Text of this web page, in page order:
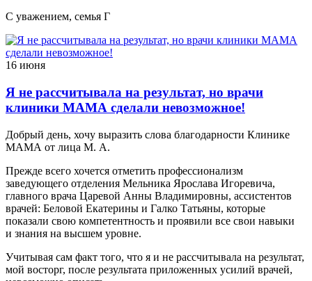
С уважением, семья Г
16 июня
Я не рассчитывала на результат, но врачи
клиники МАМА сделали невозможное!
Добрый день, хочу выразить слова благодарности Клинике
МАМА от лица М. А.
Прежде всего хочется отметить профессионализм
заведующего отделения Мельника Ярослава Игоревича,
главного врача Царевой Анны Владимировны, ассистентов
врачей: Беловой Екатерины и Галко Татьяны, которые
показали свою компетентность и проявили все свои навыки
и знания на высшем уровне.
Учитывая сам факт того, что я и не рассчитывала на результат,
мой восторг, после результата приложенных усилий врачей,